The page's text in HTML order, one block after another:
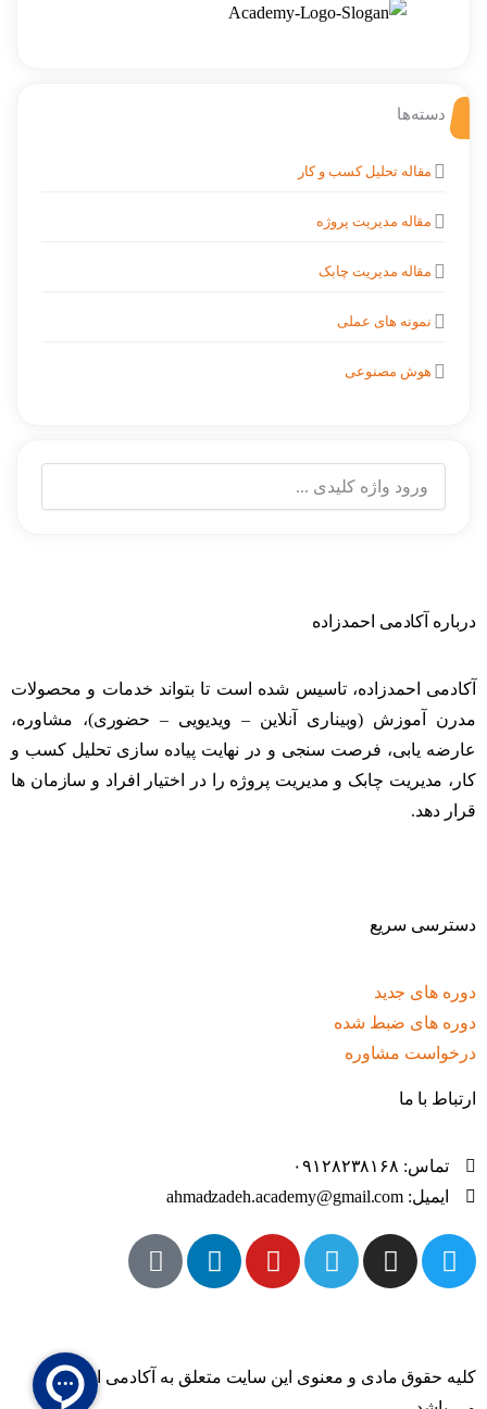
دسته‌ها
مقاله تحلیل کسب و کار
مقاله مدیریت پروژه
مقاله مدیریت چابک
نمونه های عملی
هوش مصنوعی
درباره آکادمی احمدزاده
آکادمی احمدزاده، تاسیس شده است تا بتواند خدمات و محصولات
مدرن آموزش (وبیناری آنلاین – ویدیویی – حضوری)، مشاوره،
عارضه یابی، فرصت سنجی و در نهایت پیاده سازی تحلیل کسب و
کار، مدیریت چابک و مدیریت پروژه را در اختیار افراد و سازمان ها
قرار دهد.
دسترسی سریع
دوره های جدید
دوره های ضبط شده
درخواست مشاوره
ارتباط با ما
تماس: ۰۹۱۲۸۲۳۸۱۶۸
ایمیل: ahmadzadeh.academy@gmail.com
کلیه حقوق مادی و معنوی این سایت متعلق به آکادمی احمدزاده